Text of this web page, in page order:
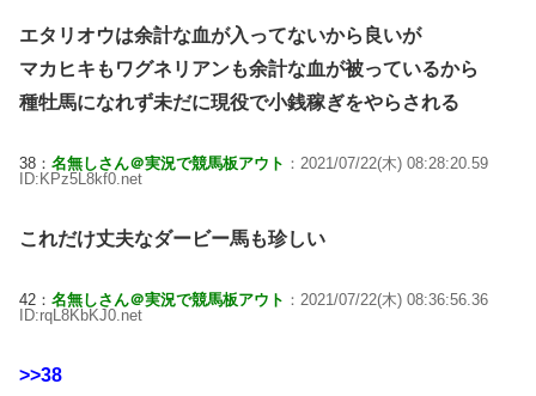
エタリオウは余計な血が入ってないから良いが
マカヒキもワグネリアンも余計な血が被っているから
種牡馬になれず未だに現役で小銭稼ぎをやらされる
38： 名無しさん＠実況で競馬板アウト ：2021/07/22(木) 08:28:20.59
ID:KPz5L8kf0.net
これだけ丈夫なダービー馬も珍しい
42： 名無しさん＠実況で競馬板アウト ：2021/07/22(木) 08:36:56.36
ID:rqL8KbKJ0.net
>>38